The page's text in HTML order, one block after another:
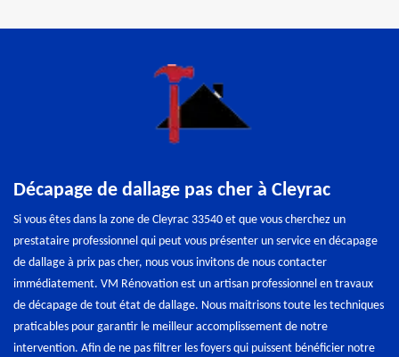
Décapage de dallage pas cher à Cleyrac
Si vous êtes dans la zone de Cleyrac 33540 et que vous cherchez un
prestataire professionnel qui peut vous présenter un service en décapage
de dallage à prix pas cher, nous vous invitons de nous contacter
immédiatement. VM Rénovation est un artisan professionnel en travaux
de décapage de tout état de dallage. Nous maitrisons toute les techniques
praticables pour garantir le meilleur accomplissement de notre
intervention. Afin de ne pas filtrer les foyers qui puissent bénéficier notre